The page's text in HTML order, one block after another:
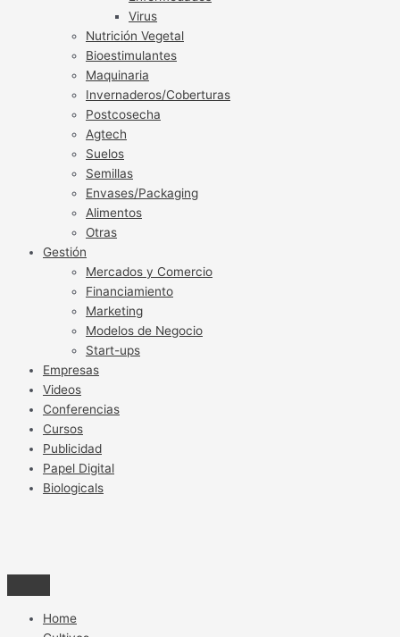
Virus
Nutrición Vegetal
Bioestimulantes
Maquinaria
Invernaderos/Coberturas
Postcosecha
Agtech
Suelos
Semillas
Envases/Packaging
Alimentos
Otras
Gestión
Mercados y Comercio
Financiamiento
Marketing
Modelos de Negocio
Start-ups
Empresas
Videos
Conferencias
Cursos
Publicidad
Papel Digital
Biologicals
Home